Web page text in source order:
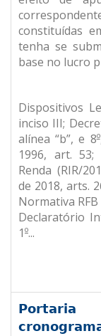
constituídas
tenha se
base no lucro
Dispositivos
inciso III;
alínea “b”, e 8º
1996, art.
Renda (RIR/
de 2018, arts.
Normativa
Declaratório
1º...
Portaria